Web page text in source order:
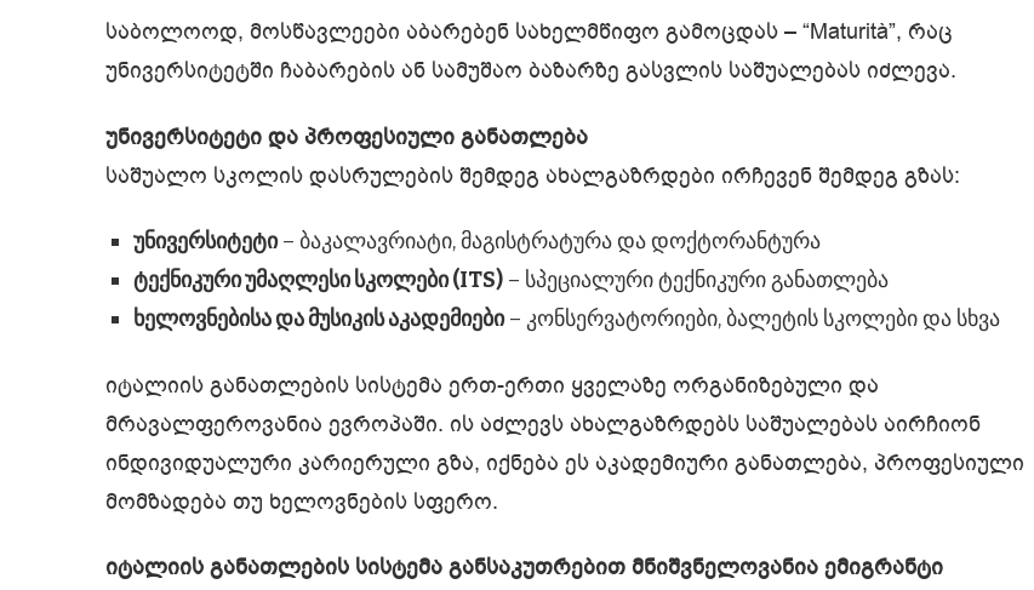
საბოლოოდ, მოსწავლეები აბარებენ სახელმწიფო გამოცდას – “Maturità”, რაც
უნივერსიტეტში ჩაბარების ან სამუშაო ბაზარზე გასვლის საშუალებას იძლევა.
უნივერსიტეტი და პროფესიული განათლება
საშუალო სკოლის დასრულების შემდეგ ახალგაზრდები ირჩევენ შემდეგ გზას:
უნივერსიტეტი– ბაკალავრიატი, მაგისტრატურა და დოქტორანტურა
ტექნიკური უმაღლესი სკოლები (ITS) – სპეციალური ტექნიკური განათლება
ხელოვნებისა და მუსიკის აკადემიები– კონსერვატორიები, ბალეტის სკოლები და სხვა
იტალიის განათლების სისტემა ერთ-ერთი ყველაზე ორგანიზებული და
მრავალფეროვანია ევროპაში. ის აძლევს ახალგაზრდებს საშუალებას აირჩიონ
ინდივიდუალური კარიერული გზა, იქნება ეს აკადემიური განათლება, პროფესიული
მომზადება თუ ხელოვნების სფერო.
იტალიის განათლების სისტემა განსაკუთრებით მნიშვნელოვანია ემიგრანტი